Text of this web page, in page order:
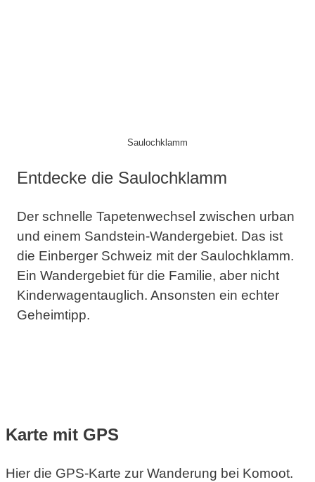
Saulochklamm
Entdecke die Saulochklamm
Der schnelle Tapetenwechsel zwischen urban
und einem Sandstein-Wandergebiet. Das ist
die Einberger Schweiz mit der Saulochklamm.
Ein Wandergebiet für die Familie, aber nicht
Kinderwagentauglich. Ansonsten ein echter
Geheimtipp.
Karte mit GPS
Hier die GPS-Karte zur Wanderung bei Komoot.